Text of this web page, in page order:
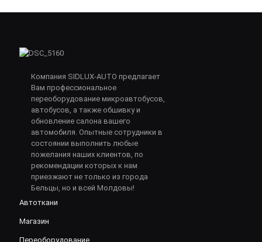
Компания SIDLUX-AUTO предлагает
Вам профессиональное
переоборудование микроавтобусов,
автобусов, а также обшивку и
обновление салона вашего
автомобиля. Опытные сотрудники в
состоянии выполнить любые
пожелания наших клиентов, по
рекомендации которых к нам
приезжают не только из города
Бельцы, но и всей Молдовы!
Автоткани
Магазин
Переоборудование